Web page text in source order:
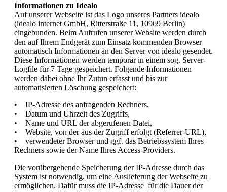
Informationen zu Idealo
Auf unserer Webseite ist das Logo unseres Partners idealo
(idealo internet GmbH, Ritterstraße 11, 10969 Berlin)
eingebunden. Beim Aufrufen unserer Website werden durch
den auf Ihrem Endgerät zum Einsatz kommenden Browser
automatisch Informationen an den Server von idealo gesendet.
Diese Informationen werden temporär in einem sog. Server-
Logfile für 7 Tage gespeichert. Folgende Informationen
werden dabei ohne Ihr Zutun erfasst und bis zur
automatisierten Löschung gespeichert:
• IP-Adresse des anfragenden Rechners,
• Datum und Uhrzeit des Zugriffs,
• Name und URL der abgerufenen Datei,
• Website, von der aus der Zugriff erfolgt (Referrer-URL),
• verwendeter Browser und ggf. das Betriebssystem Ihres
Rechners sowie der Name Ihres Access-Providers.
Die vorübergehende Speicherung der IP-Adresse durch das
System ist notwendig, um eine Auslieferung der Webseite zu
ermöglichen. Dafür muss die IP-Adresse für die Dauer der